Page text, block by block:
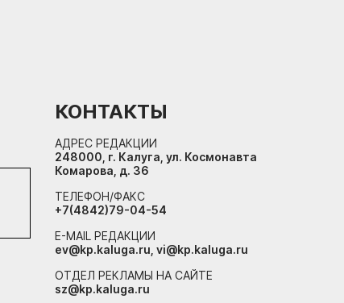
КОНТАКТЫ
АДРЕС РЕДАКЦИИ
248000, г. Калуга, ул. Космонавта
Комарова, д. 36
ТЕЛЕФОН/ФАКС
+7(4842)79-04-54
E-MAIL РЕДАКЦИИ
ev@kp.kaluga.ru, vi@kp.kaluga.ru
ОТДЕЛ РЕКЛАМЫ НА САЙТЕ
sz@kp.kaluga.ru